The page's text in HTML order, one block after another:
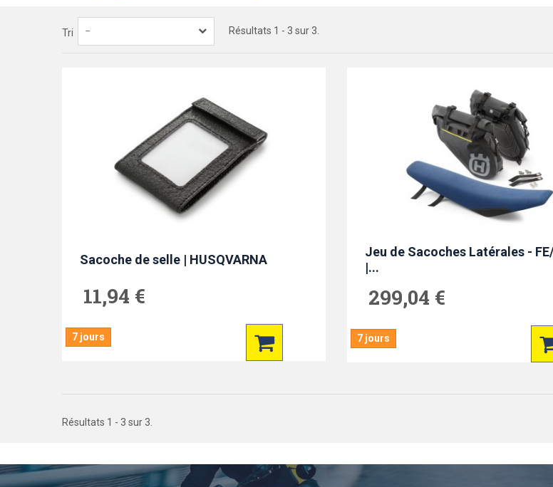
Tri -- Résultats 1 - 3 sur 3.
Sacoche de selle | HUSQVARNA
11,94 €
7 jours
Jeu de Sacoches Latérales -
|...
299,04 €
7 jours
Résultats 1 - 3 sur 3.